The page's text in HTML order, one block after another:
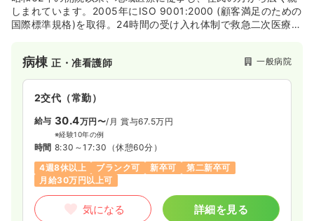
しまれています。2005年にISO 9001:2000 (顧客満足のための
国際標準規格)を取得。24時間の受け入れ体制で救急二次医療ま
病棟正・准看護師 一般病院
2交代（常勤）
給与 30.4万円〜/月 賞与67.5万円
※経験10年の例
時間 8:30～17:30 （休憩60分）
4週8休以上
ブランク可 新卒可
第二新卒可
月給30万円以上可
気になる 詳細を見る